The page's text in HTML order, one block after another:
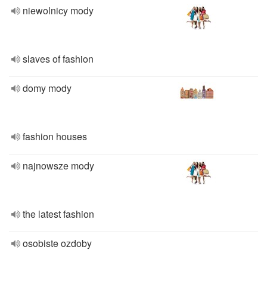
niewolnicy mody
slaves of fashion
domy mody
fashion houses
najnowsze mody
the latest fashion
osobiste ozdoby